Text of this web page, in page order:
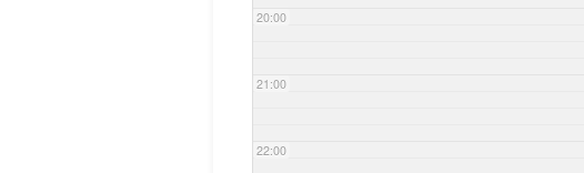
20:00
21:00
22:00